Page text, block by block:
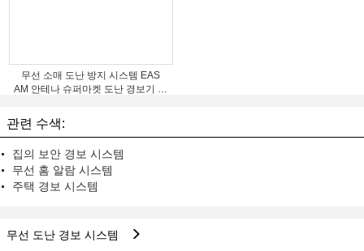
무선 소매 도난 방지 시스템 EAS
AM 안테나 슈퍼마켓 도난 경보기 체
관련 수색:
집의 보안 경보 시스템
무선 홈 알람 시스템
주택 경보 시스템
무선 도난 경보 시스템